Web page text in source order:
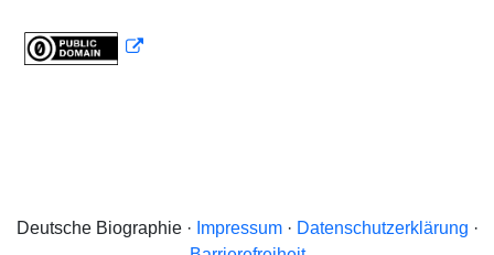
Deutsche Biographie · Impressum· Datenschutzerklärung ·